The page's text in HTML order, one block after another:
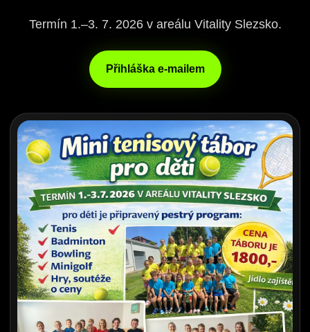
Termín 1.–3. 7. 2026 v areálu Vitality Slezsko.
Přihláška e-mailem